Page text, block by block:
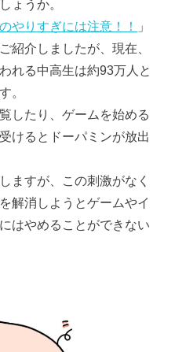
ょうか。
やりすぎには注意！！
」
紹介しましたが、現在、
れる中高生は約93万人と
。
したり、ゲームを始める
けるとドーパミンが放出
ますが、この刺激がなく
解消しようとゲームやイ
はやめることができない